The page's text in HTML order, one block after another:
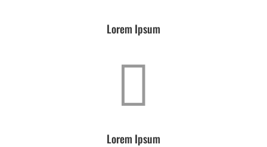
Lorem Ipsum

Lorem Ipsum